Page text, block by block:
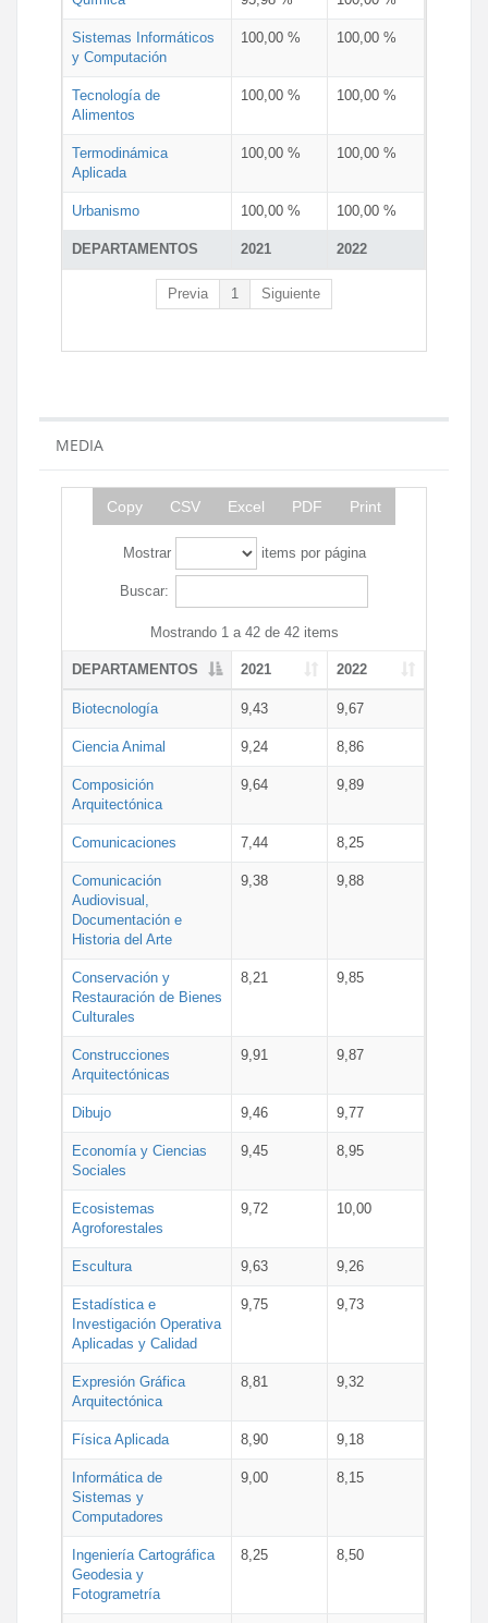
DEPARTAMENTOS 2021 2022
Sistemas Informáticos
y Computación
100,00 % 100,00 %
Tecnología de
Alimentos
100,00 % 100,00 %
Termodinámica
Aplicada
100,00 % 100,00 %
Urbanismo 100,00 % 100,00 %
Previa 1 Siguiente
MEDIA
Copy CSV Excel PDF Print
Mostrar items por página
Buscar:
Mostrando 1 a 42 de 42 items
DEPARTAMENTOS 2021 2022
Biotecnología 9,43 9,67
Ciencia Animal 9,24 8,86
Composición
Arquitectónica
9,64 9,89
Comunicaciones 7,44 8,25
Comunicación
Audiovisual,
Documentación e
Historia del Arte
9,38 9,88
Conservación y
Restauración de Bienes
Culturales
8,21 9,85
Construcciones
Arquitectónicas
9,91 9,87
Dibujo 9,46 9,77
Economía y Ciencias
Sociales
9,45 8,95
Ecosistemas
Agroforestales
9,72 10,00
Escultura 9,63 9,26
Estadística e
Investigación Operativa
Aplicadas y Calidad
9,75 9,73
Expresión Gráfica
Arquitectónica
8,81 9,32
Física Aplicada 8,90 9,18
Informática de
Sistemas y
Computadores
9,00 8,15
Ingeniería Cartográfica
Geodesia y
Fotogrametría
8,25 8,50